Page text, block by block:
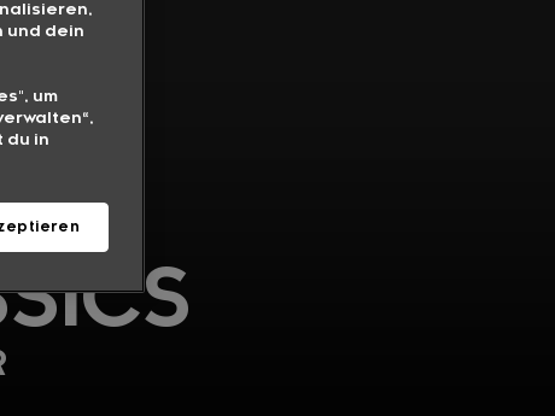
und dein
um
du in